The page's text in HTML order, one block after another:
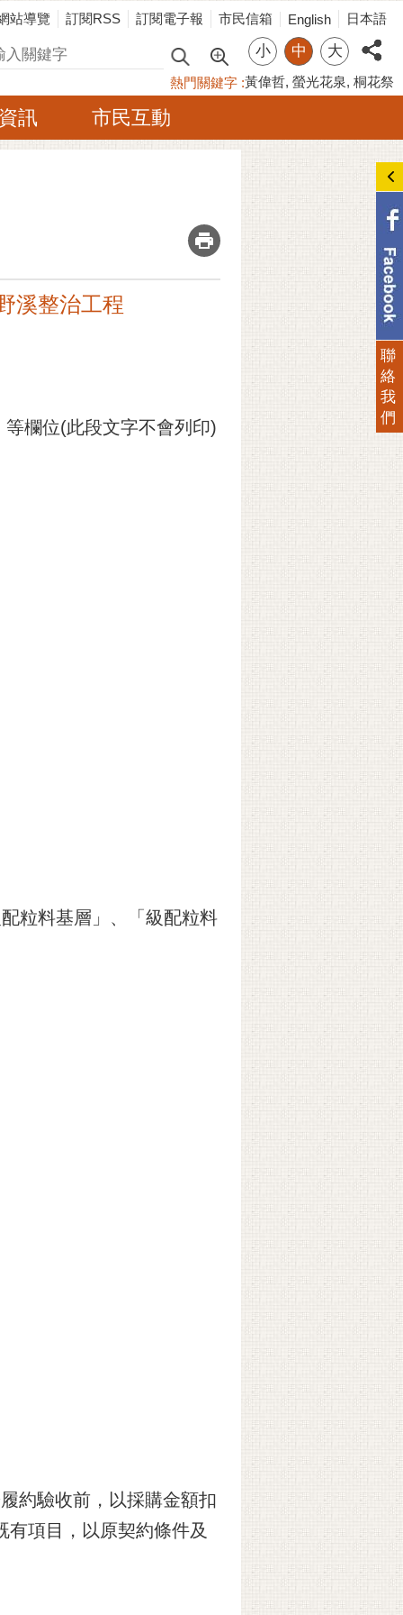
站導覽 訂閱RSS 訂閱電子報 市民信箱 English 日本語
小 中 大
熱門關鍵字 黃偉哲 螢光花泉 桐花祭
訊 市民互動
_
溪整治工程
欄位(此段文字不會列印)
粒料基層」、「級配粒料
約驗收前，以採購金額扣
項目，以原契約條件及
聯
絡
我
們